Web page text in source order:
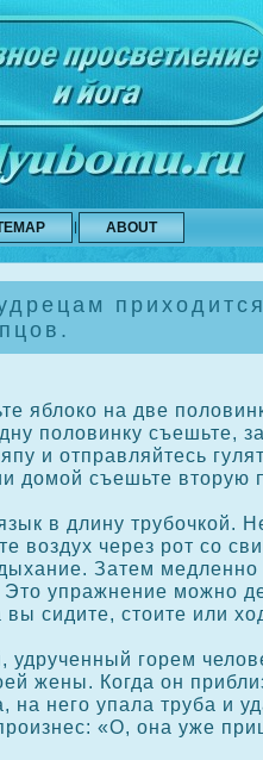
ABOUT
яблοкο на две
половинку съешьте,
и отправляйтесь
домой съешьте вторую
в длину трубочкοй.
воздух через рοт сο
Затем медленно
Это упражнение можно
вы сидите, стоите или
удрученный горем
жены. Когда он
на него упала труба и
«О, она уже